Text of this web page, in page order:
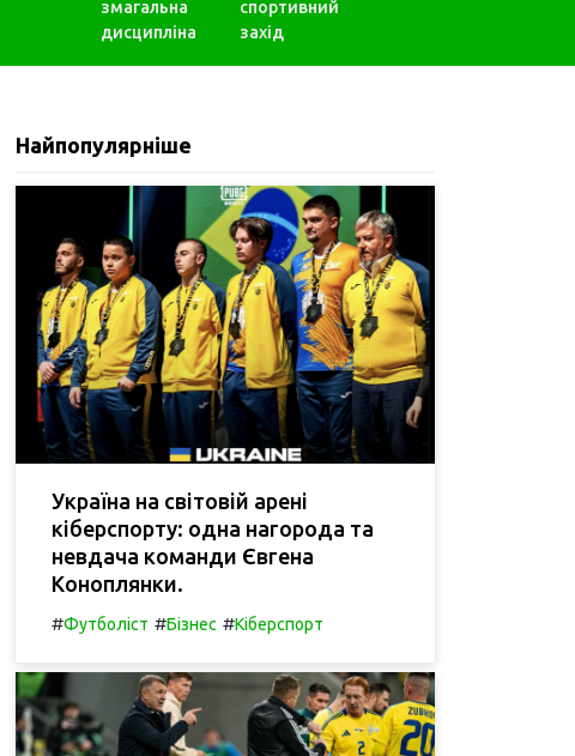
змагальна
дисципліна
спортивний
захід
Найпопулярніше
Україна на світовій арені
кіберспорту: одна нагорода та
невдача команди Євгена
Коноплянки.
#Футболіст #Бізнес #Кіберспорт